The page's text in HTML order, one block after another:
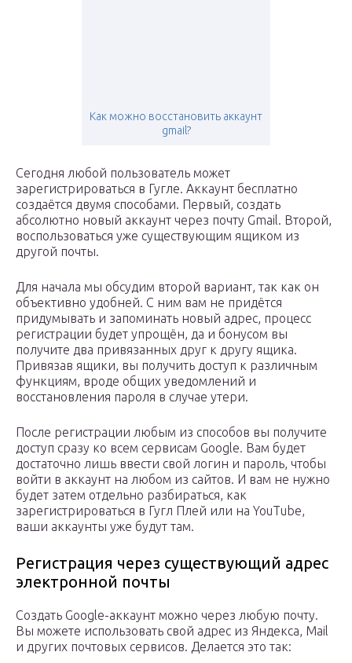
Как можно восстановить аккаунт
gmail?
Сегодня любой пользователь может
зарегистрироваться в Гугле. Аккаунт бесплатно
создаётся двумя способами. Первый, создать
абсолютно новый аккаунт через почту Gmail. Второй,
воспользоваться уже существующим ящиком из
другой почты.
Для начала мы обсудим второй вариант, так как он
объективно удобней. С ним вам не придётся
придумывать и запоминать новый адрес, процесс
регистрации будет упрощён, да и бонусом вы
получите два привязанных друг к другу ящика.
Привязав ящики, вы получить доступ к различным
функциям, вроде общих уведомлений и
восстановления пароля в случае утери.
После регистрации любым из способов вы получите
доступ сразу ко всем сервисам Google. Вам будет
достаточно лишь ввести свой логин и пароль, чтобы
войти в аккаунт на любом из сайтов. И вам не нужно
будет затем отдельно разбираться, как
зарегистрироваться в Гугл Плей или на YouTube,
ваши аккаунты уже будут там.
Регистрация через существующий адрес
электронной почты
Создать Google-аккаунт можно через любую почту.
Вы можете использовать свой адрес из Яндекса, Mail
и других почтовых сервисов. Делается это так: